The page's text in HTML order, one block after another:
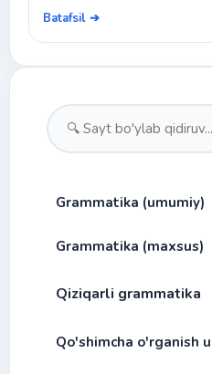
Batafsil ➔
Grammatika (umumiy)
Fonetika
Alibfo va talaffuz
Bo'g'in
Morfologiya
Ot
Fe'l mayllari
Grammatika (maxsus)
Bog'lovchilar
Gap turlari
Qiziqarli grammatika
Qo'shimcha o'rganish